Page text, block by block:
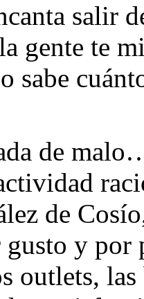
salir
gente te
sabe
de
de
y por
outlets,